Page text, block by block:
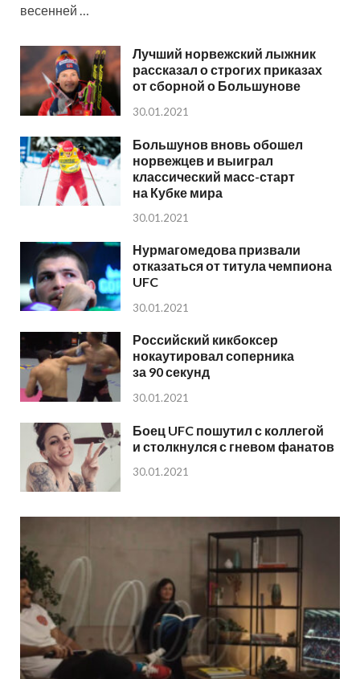
весенней …
Лучший норвежский лыжник
рассказал о строгих приказах
от сборной о Большунове
30.01.2021
Большунов вновь обошел
норвежцев и выиграл
классический масс-старт
на Кубке мира
30.01.2021
Нурмагомедова призвали
отказаться от титула чемпиона
UFC
30.01.2021
Российский кикбоксер
нокаутировал соперника
за 90 секунд
30.01.2021
Боец UFC пошутил с коллегой
и столкнулся с гневом фанатов
30.01.2021